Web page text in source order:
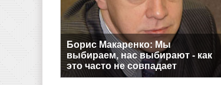
Борис Макаренко: Мы
выбираем, нас выбирают - как
это часто не совпадает